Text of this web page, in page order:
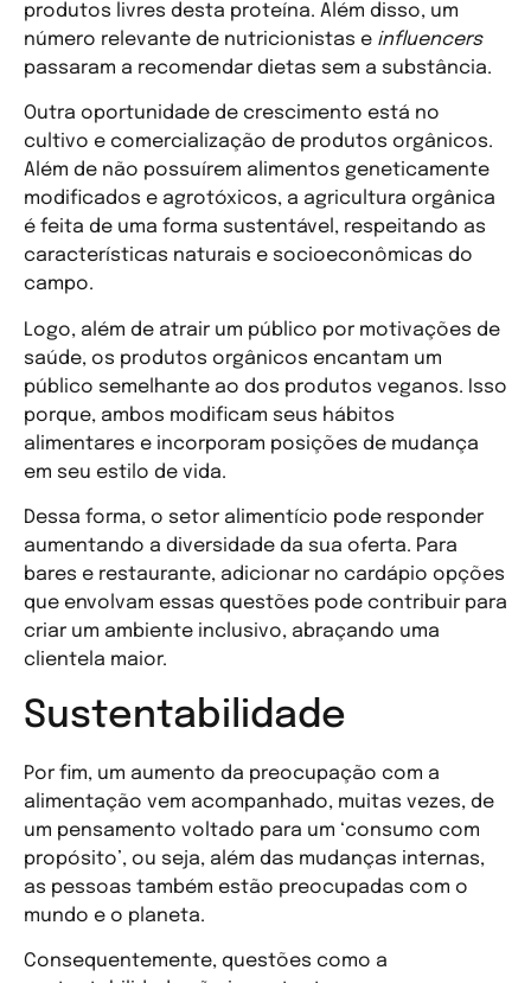
produtos livres desta proteína. Além disso, um
número relevante de nutricionistas e influencers
passaram a recomendar dietas sem a substância.
Outra oportunidade de crescimento está no
cultivo e comercialização de produtos orgânicos.
Além de não possuírem alimentos geneticamente
modificados e agrotóxicos, a agricultura orgânica
é feita de uma forma sustentável, respeitando as
características naturais e socioeconômicas do
campo.
Logo, além de atrair um público por motivações de
saúde, os produtos orgânicos encantam um
público semelhante ao dos produtos veganos. Isso
porque, ambos modificam seus hábitos
alimentares e incorporam posições de mudança
em seu estilo de vida.
Dessa forma, o setor alimentício pode responder
aumentando a diversidade da sua oferta. Para
bares e restaurante, adicionar no cardápio opções
que envolvam essas questões pode contribuir para
criar um ambiente inclusivo, abraçando uma
clientela maior.
Sustentabilidade
Por fim, um aumento da preocupação com a
alimentação vem acompanhado, muitas vezes, de
um pensamento voltado para um ‘consumo com
propósito’, ou seja, além das mudanças internas,
as pessoas também estão preocupadas com o
mundo e o planeta.
Consequentemente, questões como a